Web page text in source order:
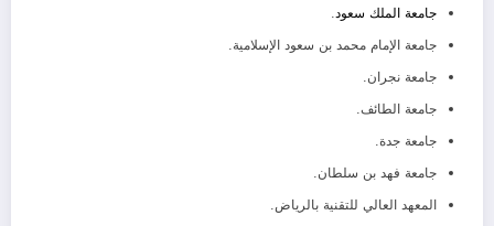
جامعة الملك سعود.
جامعة الإمام محمد بن سعود الإسلامية.
جامعة نجران.
جامعة الطائف.
جامعة جدة.
جامعة فهد بن سلطان.
المعهد العالي للتقنية بالرياض.